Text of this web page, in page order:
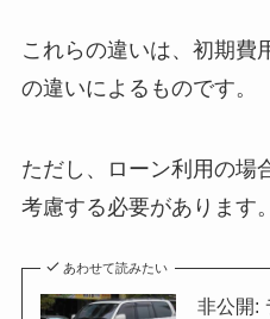
これらの違いは、初期費
の違いによるものです。
ただし、ローン利用の場
考慮する必要があります。
あわせて読みたい
非公開: